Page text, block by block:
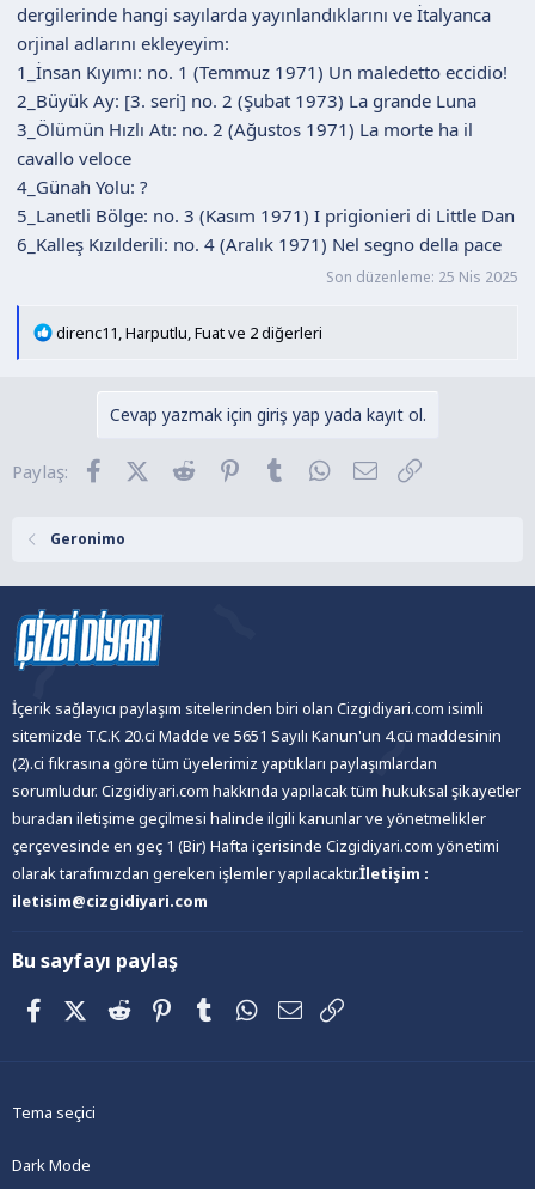
dergilerinde hangi sayılarda yayınlandıklarını ve İtalyanca
orjinal adlarını ekleyeyim:
1_İnsan Kıyımı: no. 1 (Temmuz 1971) Un maledetto eccidio!
2_Büyük Ay: [3. seri] no. 2 (Şubat 1973) La grande Luna
3_Ölümün Hızlı Atı: no. 2 (Ağustos 1971) La morte ha il
cavallo veloce
4_Günah Yolu: ?
5_Lanetli Bölge: no. 3 (Kasım 1971) I prigionieri di Little Dan
6_Kalleş Kızılderili: no. 4 (Aralık 1971) Nel segno della pace
Son düzenleme: 25 Nis 2025
T
e
direnc11 Harputlu Fuatve 2 diğerleri
Cevap yazmak için giriş yap yada kayıt ol.
Paylaş: FacebookX (Twitter)
Reddit Pinterest
Tumblr WhatsApp
E-posta
Geronimo
İçerik sağlayıcı paylaşım sitelerinden biri olan Cizgidiyari.com isimli
sitemizde T.C.K 20.ci Madde ve 5651 Sayılı Kanun'un 4.cü maddesinin
(2).ci fıkrasına göre tüm üyelerimiz yaptıkları paylaşımlardan
sorumludur. Cizgidiyari.com hakkında yapılacak tüm hukuksal şikayetler
buradan iletişime geçilmesi halinde ilgili kanunlar ve yönetmelikler
çerçevesinde en geç 1 (Bir) Hafta içerisinde Cizgidiyari.com yönetimi
olarak tarafımızdan gereken işlemler yapılacaktır.İletişim :
iletisim@cizgidiyari.com
Bu sayfayı paylaş
FacebookX (Twitter)
Reddit PinterestTumblrWhatsApp
E-posta
Tema seçici
Dark Mode